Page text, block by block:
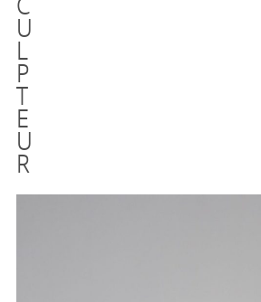
C
U
L
P
T
E
U
R